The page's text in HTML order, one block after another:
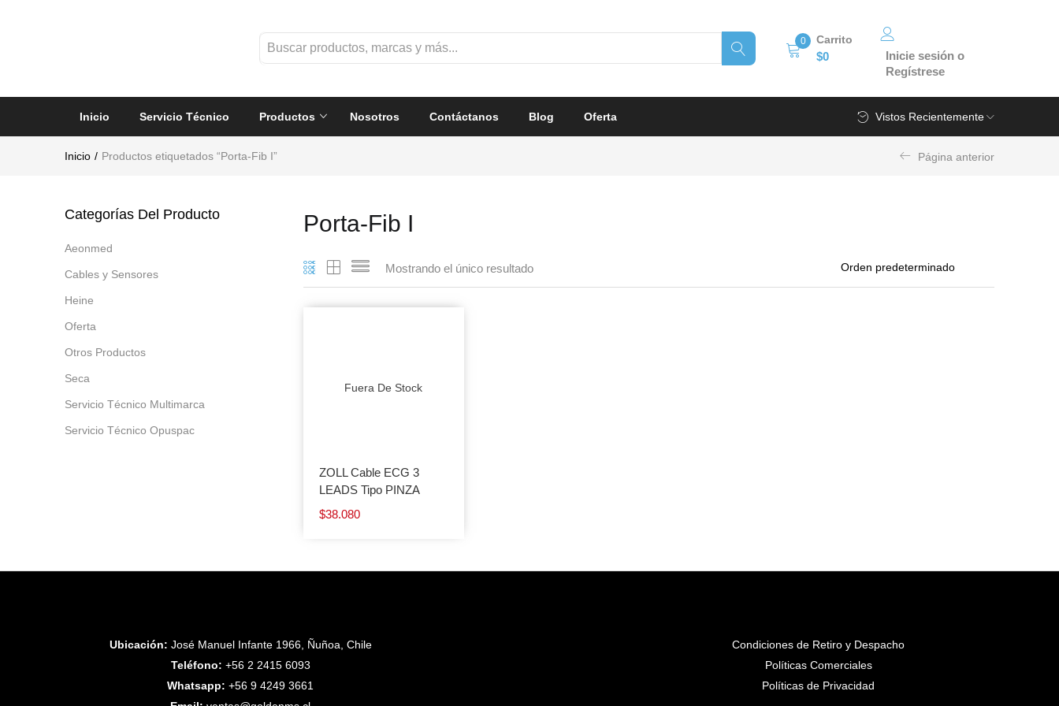
Inicie sesión o
Regístrese
0 Carrito
$0
Inicio Servicio Técnico Productos Nosotros Contáctanos Blog Oferta Vistos Recientemente
Inicio Productos etiquetados “Porta-Fib I” Página anterior
Porta-Fib I
Mostrando el único resultado
Fuera De Stock
ZOLL Cable ECG 3
LEADS Tipo PINZA
$38.080
Categorías Del Producto
Aeonmed
Cables y Sensores
Heine
Oferta
Otros Productos
Seca
Servicio Técnico Multimarca
Servicio Técnico Opuspac
Ubicación: José Manuel Infante 1966, Ñuñoa, Chile
Teléfono: +56 2 2415 6093
Whatsapp: +56 9 4249 3661
Condiciones de Retiro y Despacho
Políticas Comerciales
Políticas de Privacidad